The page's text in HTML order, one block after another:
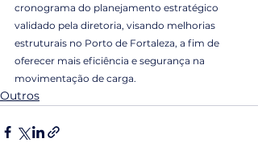
cronograma do planejamento estratégico
validado pela diretoria, visando melhorias
estruturais no Porto de Fortaleza, a fim de
oferecer mais eficiência e segurança na
movimentação de carga.
Outros